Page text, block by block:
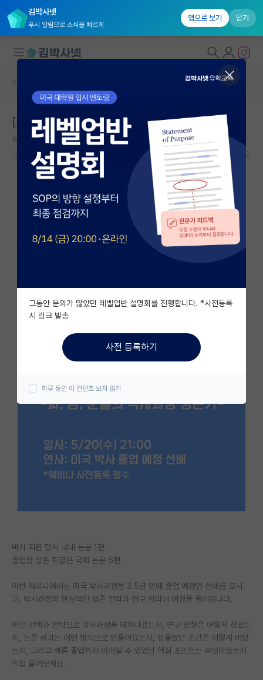
김박사넷
푸시 알림으로 소식을 빠르게
앱으로 보기 닫기
대학원생 모집
국내대학원 정보
연구실&오픈랩
커뮤니티
커뮤니티 홈
전체글보기
베스트 게시판
자유 게시판(아무개랩)
미국 유학 게시판
미국 대학원 합격 후기 게시판
대학원생 모집 게시판
연구실(PI) 홍보 게시판
임용 정보 게시판
학부 인턴 게시판
PI 전용 게시판
특수/전문대학원 게시판
장학금/장학생 게시판
학술 정보 게시판
커뮤니티 홈
[김박사넷 웨비나] 미국 박사 3.5년 만에 졸업하기
김박사넷 유학교육
2026.05.13 130 16774
박사 지원 당시 국내 논문 1편.
졸업을 앞둔 지금은 국제 논문 5편.
이번 웨비나에서는 미국 박사과정을 3.5년 만에 졸업 예정인 선배를 모시
고, 박사과정의 현실적인 생존 전략과 연구 커리어 여정을 들어봅니다.
어떤 선택과 전략으로 박사과정을 헤쳐나갔는지, 연구 방향은 어떻게 잡았는
지, 논문 성과는 어떤 방식으로 만들어갔는지, 힘들었던 순간은 어떻게 버텼
는지, 그리고 빠른 졸업까지 이어질 수 있었던 핵심 포인트는 무엇이었는지
직접 들어보세요.
그동안 문의가 많았던 레벨업반 설명회를 진행합니다. *사전등록
시 링크 발송
사전 등록하기
하루 동안 이 컨텐츠 보지 않기